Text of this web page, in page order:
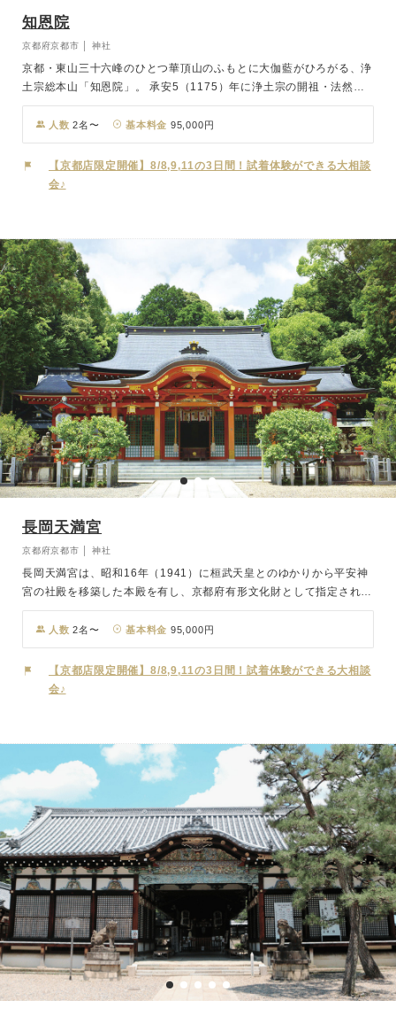
知恩院
京都府京都市 │ 神社
京都・東山三十六峰のひとつ華頂山のふもとに大伽藍がひろがる、浄
土宗総本山「知恩院」。 承安5（1175）年に浄土宗の開祖・法然上
人が吉水の地に草庵を結ばれたことにはじまり、法然上人が念仏の教
えを広め、入寂された遺跡に建っています。日本最大級の楼門である
国宝「三門」をはじめ数多くの文化財を有し、七不思議も魅力的な由
緒ある寺院です。仏前結婚式では「行華（あんげ）の儀」を中心に、
仏教の三宝に帰依する伝統的な儀式が執り行われます。先祖代々の位
しく、厳粛な中にもおおらかな雰囲気をたたえ、人々を迎え入れてき
たお寺です。
人数 2名〜 基本料金 95,000円
【京都店限定開催】8/8,9,11の3日間！試着体験ができる大相談
会♪
長岡天満宮
京都府京都市 │ 神社
長岡天満宮は、昭和16年（1941）に桓武天皇とのゆかりから平安神
宮の社殿を移築した本殿を有し、京都府有形文化財として指定されて
います。また、祝詞舎、透塀、手水舎等は長岡京市有形文化財に指定
されており、歴史と文化が息づく特別な場所です。この長岡天満宮で
は、御本殿にほど近い鮮やかな朱塗の拝殿にて、「一日一組様限定」
で結婚式を斎行しております。歴史的な建造物に囲まれた厳かな雰囲
気の中で、大切な一日をお迎えいただけます。特別な日を、長岡天満
人数 2名〜 基本料金 95,000円
【京都店限定開催】8/8,9,11の3日間！試着体験ができる大相談
会♪